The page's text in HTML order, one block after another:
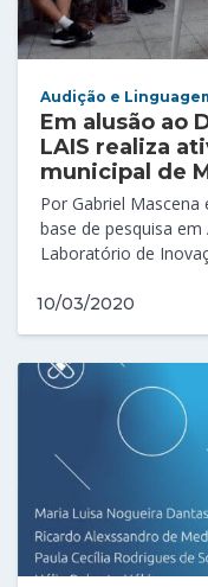
Audição e
Em alusão ao
LAIS realiza
municipal de
Por Gabriel Mascena
base de pesquisa
Laboratório de
10/03/2020